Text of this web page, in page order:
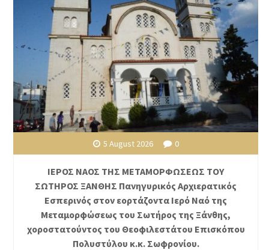
5 August 2026 0
ΙΕΡΟΣ ΝΑΟΣ ΤΗΣ ΜΕΤΑΜΟΡΦΩΣΕΩΣ ΤΟΥ
ΣΩΤΗΡΟΣ ΞΑΝΘΗΣ Πανηγυρικός Αρχιερατικός
Εσπερινός στον εορτάζοντα Ιερό Ναό της
Μεταμορφώσεως του Σωτήρος της Ξάνθης,
χοροστατούντος του Θεοφιλεστάτου Επισκόπου
Πολυστύλου κ.κ. Σωφρονίου.